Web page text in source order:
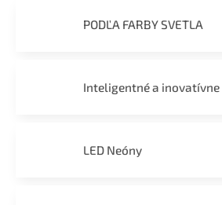
PODĽA FARBY SVETLA
Inteligentné a inovatívne
LED Neóny